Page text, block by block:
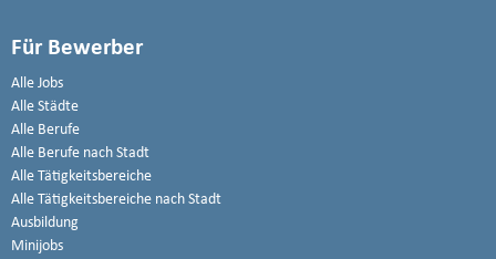
Für Bewerber
Alle Jobs
Alle Städte
Alle Berufe
Alle Berufe nach Stadt
Alle Tätigkeitsbereiche
Alle Tätigkeitsbereiche nach Stadt
Ausbildung
Minijobs